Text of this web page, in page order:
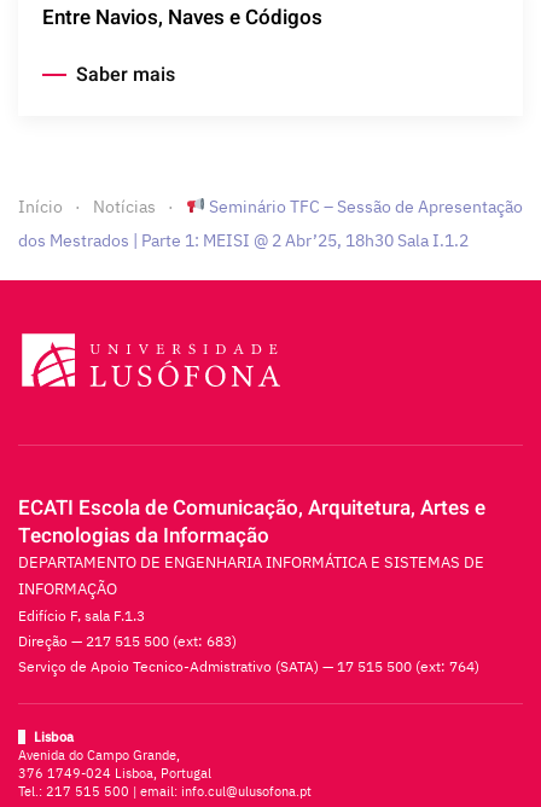
Entre Navios, Naves e Códigos
Saber mais
Início Notícias
Seminário TFC – Sessão de Apresentação
dos Mestrados | Parte 1: MEISI @ 2 Abr’25, 18h30 Sala I.1.2
ECATI Escola de Comunicação, Arquitetura, Artes e
Tecnologias da Informação
DEPARTAMENTO DE ENGENHARIA INFORMÁTICA E SISTEMAS DE
INFORMAÇÃO
Edifício F, sala F.1.3
Direção — 217 515 500 (ext: 683)
Serviço de Apoio Tecnico-Admistrativo (SATA) — 17 515 500 (ext: 764)
Lisboa
Avenida do Campo Grande,
376 1749-024 Lisboa, Portugal
Tel.: 217 515 500 | email: info.cul@ulusofona.pt